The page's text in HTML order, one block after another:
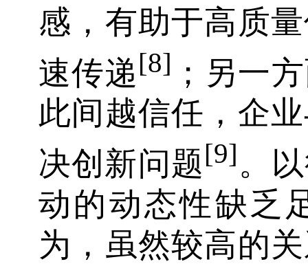
感，有助于高质
速传递 [8] ；另一
此间越信任，企
决创新问题[9]。
动的动态性缺乏
为，虽然较高的